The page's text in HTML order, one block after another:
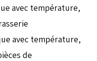
avec température,
avec température,
de